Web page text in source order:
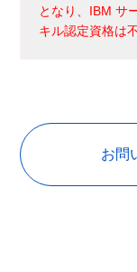
となり、IBM サ
キル認定資格は
お問